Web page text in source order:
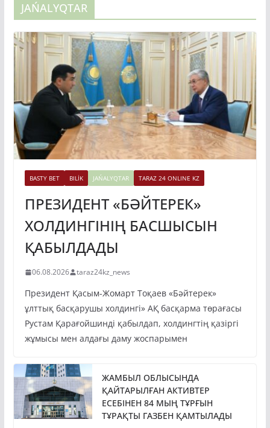
JAŃALYQTAR
BASTY BET BILİK JAŃALYQTAR TARAZ 24 ONLINE KZ
ПРЕЗИДЕНТ «БӘЙТЕРЕК»
ХОЛДИНГІНІҢ БАСШЫСЫН
ҚАБЫЛДАДЫ
06.08.2026 taraz24kz_news
Президент Қасым-Жомарт Тоқаев «Бәйтерек»
ұлттық басқарушы холдингі» АҚ басқарма төрағасы
Рустам Қарағойшинді қабылдап, холдингтің қазіргі
жұмысы мен алдағы даму жоспарымен
ЖАМБЫЛ ОБЛЫСЫНДА
ҚАЙТАРЫЛҒАН АКТИВТЕР
ЕСЕБІНЕН 84 МЫҢ ТҰРҒЫН
ТҰРАҚТЫ ГАЗБЕН ҚАМТЫЛАДЫ